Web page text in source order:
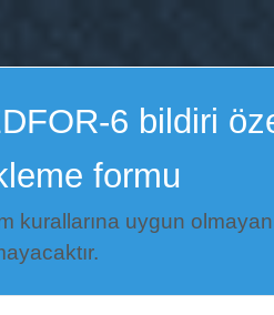
6 bildiri
formu
kurallarına uygun